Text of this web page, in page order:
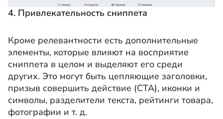
4. Привлекательность сниппета
Кроме релевантности есть дополнительные
элементы, которые влияют на восприятие
сниппета в целом и выделяют его среди
других. Это могут быть цепляющие заголовки,
призыв совершить действие (СТА), иконки и
символы, разделители текста, рейтинги товара,
фотографии и т. д.